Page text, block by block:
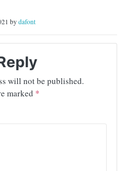
bydafont
will not be published.
marked *